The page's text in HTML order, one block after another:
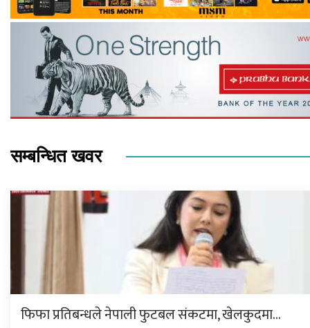
सम्बन्धित खवर
फिफा प्रतिबन्धले नेपाली फुटबल संकटमा, खेलकुदमा…